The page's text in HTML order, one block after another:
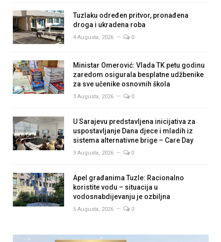
Tuzlaku određen pritvor, pronađena
droga i ukradena roba
4 Augusta, 2026 0
Ministar Omerović: Vlada TK petu godinu
zaredom osigurala besplatne udžbenike
za sve učenike osnovnih škola
3 Augusta, 2026 0
U Sarajevu predstavljena inicijativa za
uspostavljanje Dana djece i mladih iz
sistema alternativne brige – Care Day
3 Augusta, 2026 0
Apel građanima Tuzle: Racionalno
koristite vodu – situacija u
vodosnabdijevanju je ozbiljna
5 Augusta, 2026 0